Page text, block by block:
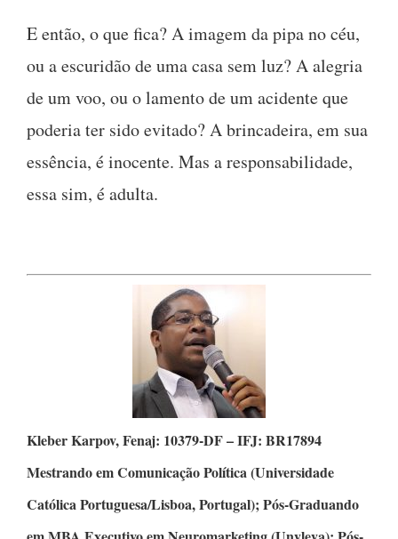
E então, o que fica? A imagem da pipa no céu,
ou a escuridão de uma casa sem luz? A alegria
de um voo, ou o lamento de um acidente que
poderia ter sido evitado? A brincadeira, em sua
essência, é inocente. Mas a responsabilidade,
essa sim, é adulta.
Kleber Karpov,Fenaj: 10379-DF – IFJ: BR17894
Mestrando em Comunicação Política(Universidade
Católica Portuguesa/Lisboa, Portugal);Pós-Graduando